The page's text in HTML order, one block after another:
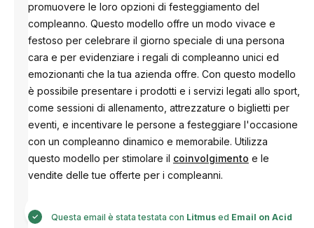
Anastasiia
promuovere le loro opzioni di festeggiamento del
compleanno. Questo modello offre un modo vivace e
festoso per celebrare il giorno speciale di una persona
cara e per evidenziare i regali di compleanno unici ed
emozionanti che la tua azienda offre. Con questo modello
è possibile presentare i prodotti e i servizi legati allo sport,
come sessioni di allenamento, attrezzature o biglietti per
eventi, e incentivare le persone a festeggiare l'occasione
con un compleanno dinamico e memorabile. Utilizza
questo modello per stimolare il coinvolgimento e le
vendite delle tue offerte per i compleanni.
Questa email è stata testata con Litmused Email on Acid